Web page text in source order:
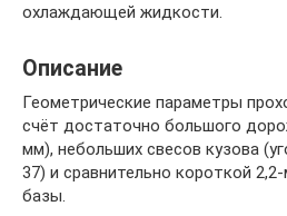
охлаждающей жидкости.
Описание
Геометрические параметры
счёт достаточно большого
мм), небольших свесов кузова
37) и сравнительно короткой
базы.